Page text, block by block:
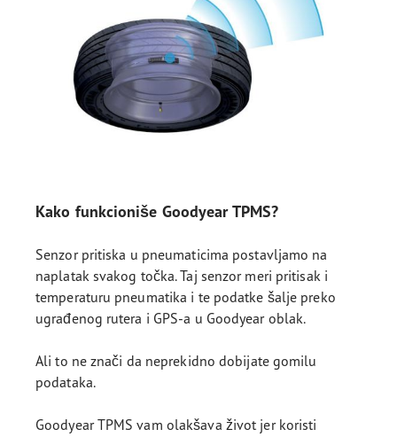
Kako funkcioniše Goodyear TPMS?
Senzor pritiska u pneumaticima postavljamo na
naplatak svakog točka. Taj senzor meri pritisak i
temperaturu pneumatika i te podatke šalje preko
ugrađenog rutera i GPS-a u Goodyear oblak.
Ali to ne znači da neprekidno dobijate gomilu
podataka.
Goodyear TPMS vam olakšava život jer koristi